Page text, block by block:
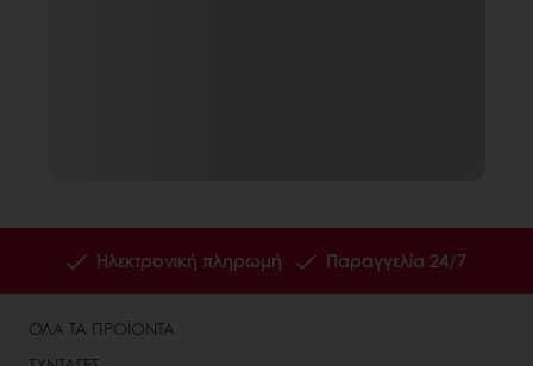
Ηλεκτρονική πληρωμή Παραγγελία 24/7
ΟΛΑ ΤΑ ΠΡΟΪΟΝΤΑ